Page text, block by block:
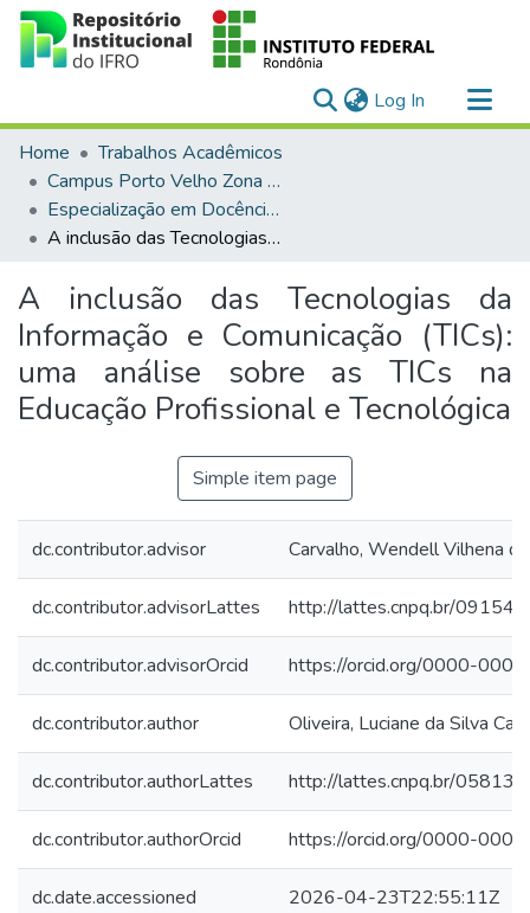
Log In (current)
Communities & Collections
All of DSpace
Statistics
Home
Trabalhos Acadêmicos
Campus Porto Velho Zona Norte
Especialização em Docência para a Educação Profissional e Tecnológica
A inclusão das Tecnologias da Informação e Comunicação (TICs): uma análise sobre as TICs na Educação Profissional e Tecnológica
A inclusão das Tecnologias da
Informação e Comunicação (TICs):
uma análise sobre as TICs na
Educação Profissional e Tecnológica
Simple item page
dc.contributor.advisor Carvalho, Wendell Vilhena de
dc.contributor.advisorLattes http://lattes.cnpq.br/
dc.contributor.advisorOrcid https://orcid.org/0000-
dc.contributor.author Oliveira, Luciane da Silva
dc.contributor.authorLattes http://lattes.cnpq.br/
dc.contributor.authorOrcid https://orcid.org/0000-
dc.date.accessioned 2026-04-23T22:55:11Z